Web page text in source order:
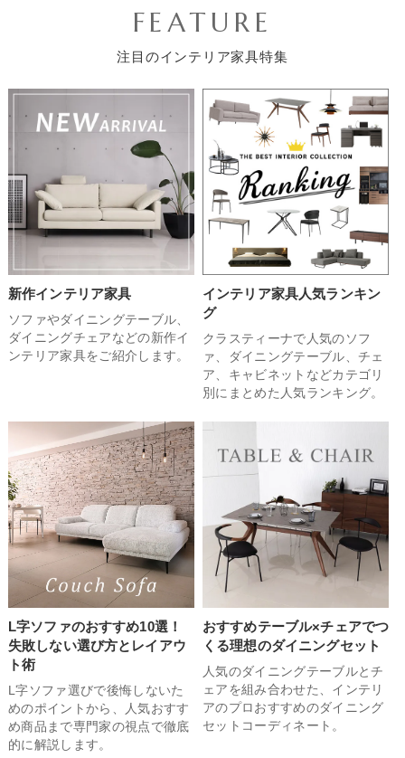
お買い物を続ける カートへ進む
FEATURE
注目のインテリア家具特集
新作インテリア家具
ソファやダイニングテーブル、
ダイニングチェアなどの新作イ
ンテリア家具をご紹介します。
インテリア家具人気ランキン
グ
クラスティーナで人気のソフ
ァ、ダイニングテーブル、チェ
ア、キャビネットなどカテゴリ
別にまとめた人気ランキング。
L字ソファのおすすめ10選！
失敗しない選び方とレイアウ
ト術
L字ソファ選びで後悔しないた
めのポイントから、人気おすす
め商品まで専門家の視点で徹底
的に解説します。
おすすめテーブル×チェアでつ
くる理想のダイニングセット
人気のダイニングテーブルとチ
ェアを組み合わせた、インテリ
アのプロおすすめのダイニング
セットコーディネート。